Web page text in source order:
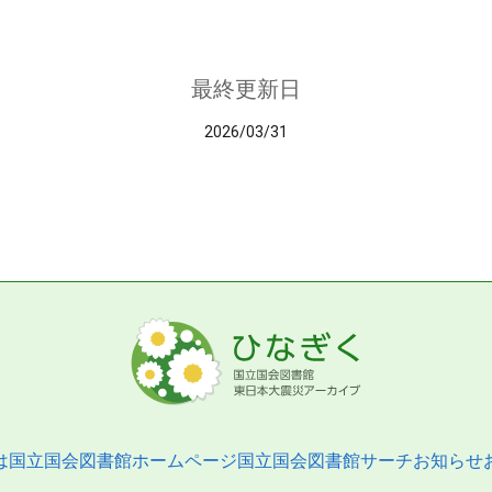
最終更新日
2026/03/31
国立国会図書館ホームページ国立国会図書館サーチお知らせ